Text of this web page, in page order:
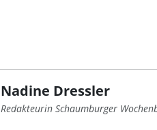
Nadine Dressler
Redakteurin Schaumburger